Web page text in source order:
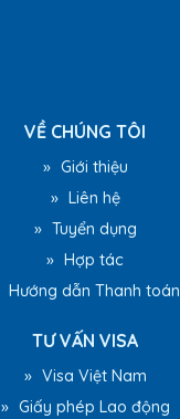
VỀ CHÚNG TÔI
» Giới thiệu
» Liên hệ
» Tuyển dụng
» Hợp tác
Hướng dẫn Thanh toán
TƯ VẤN VISA
» Visa Việt Nam
» Giấy phép Lao động